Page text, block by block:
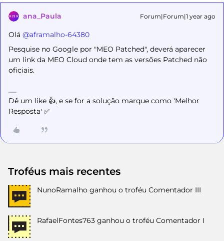
ana_Paula Forum|Forum|1 year ago
Olá ​ @aframalho-64380
Pesquise no Google por "MEO Patched", deverá aparecer
um link da MEO Cloud onde tem as versões Patched não
oficiais.
Dê um like 👍, e se for a solução marque como 'Melhor
Resposta' ✅
Troféus mais recentes
NunoRamalho ganhou o troféu Comentador III
RafaelFontes763 ganhou o troféu Comentador I